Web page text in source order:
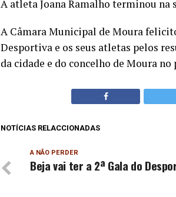
A atleta Joana Ramalho terminou na
A Câmara Municipal de Moura
Desportiva e os seus atletas pelos
da cidade e do concelho de Moura no
NOTÍCIAS RELACCIONADAS
A NÃO PERDER
Beja vai ter a 2ª Gala do